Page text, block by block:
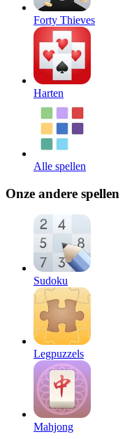
Forty Thieves
Harten
Alle spellen
Onze andere spellen
Sudoku
Legpuzzels
Mahjong